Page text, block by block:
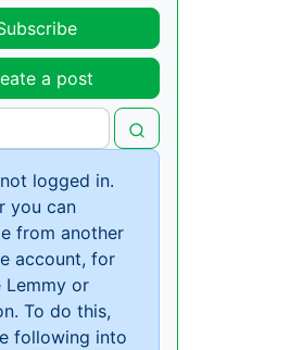
a post
logged in.
you can
from another
account, for
Lemmy or
To do this,
following into